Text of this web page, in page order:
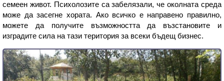
семеен живот. Психолозите са забелязали, че околната среда
може да засегне хората. Ако всичко е направено правилно,
можете да получите възможността да възстановите и
изградите сила на тази територия за всеки бъдещ бизнес.